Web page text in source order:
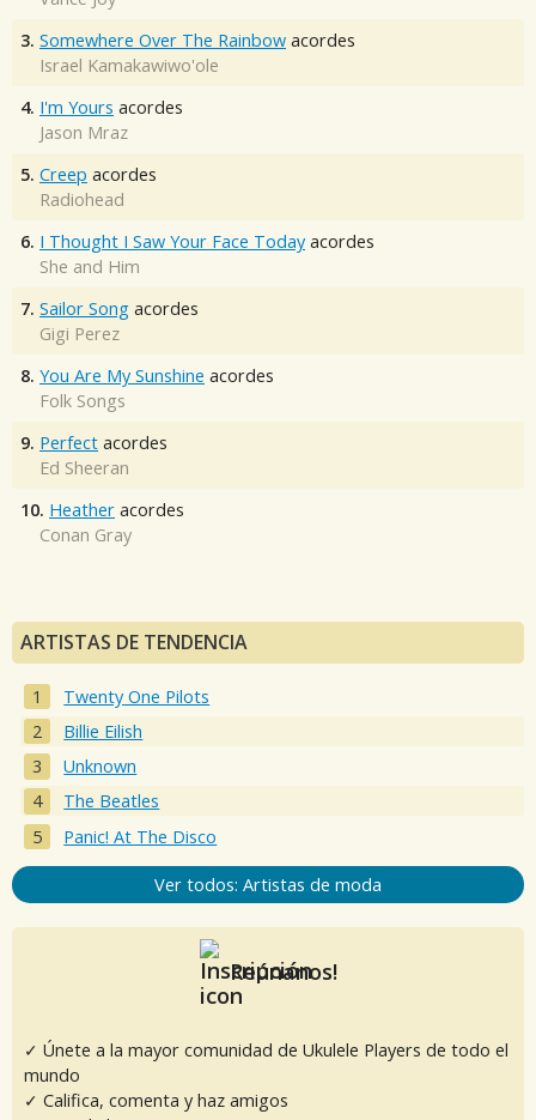
3. Somewhere Over The Rainbow acordes
Israel Kamakawiwo'ole
4. I'm Yours acordes
Jason Mraz
5. Creep acordes
Radiohead
6. I Thought I Saw Your Face Today acordes
She and Him
7. Sailor Song acordes
Gigi Perez
8. You Are My Sunshine acordes
Folk Songs
9. Perfect acordes
Ed Sheeran
10. Heather acordes
Conan Gray
ARTISTAS DE TENDENCIA
Twenty One Pilots
Billie Eilish
Unknown
The Beatles
Panic! At The Disco
Ver todos: Artistas de moda
Reúnanos!
✓ Únete a la mayor comunidad de Ukulele Players de todo el
mundo
✓ Califica, comenta y haz amigos